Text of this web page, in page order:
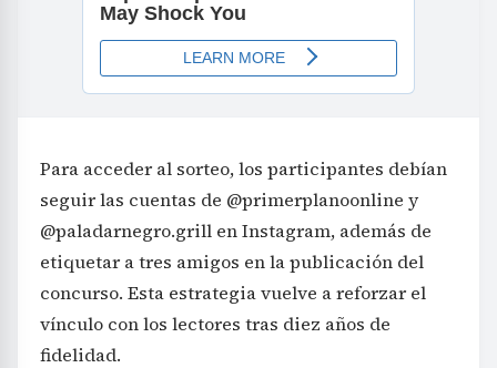
Para acceder al sorteo, los participantes debían
seguir las cuentas de @primerplanoonline y
@paladarnegro.grill en Instagram, además de
etiquetar a tres amigos en la publicación del
concurso. Esta estrategia vuelve a reforzar el
vínculo con los lectores tras diez años de
fidelidad.